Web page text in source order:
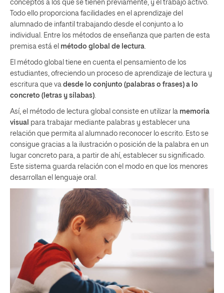
conceptos a los que se tienen previamente, y el trabajo activo.
Todo ello proporciona facilidades en el aprendizaje del
alumnado de infantil trabajando desde el conjunto a lo
individual. Entre los métodos de enseñanza que parten de esta
premisa está el método global de lectura.
El método global tiene en cuenta el pensamiento de los
estudiantes, ofreciendo un proceso de aprendizaje de lectura y
escritura que va desde lo conjunto (palabras o frases) a lo
concreto (letras y sílabas).
Así, el método de lectura global consiste en utilizar la memoria
visual para trabajar mediante palabras y establecer una
relación que permita al alumnado reconocer lo escrito. Esto se
consigue gracias a la ilustración o posición de la palabra en un
lugar concreto para, a partir de ahí, establecer su significado.
Este sistema guarda relación con el modo en que los menores
desarrollan el lenguaje oral.